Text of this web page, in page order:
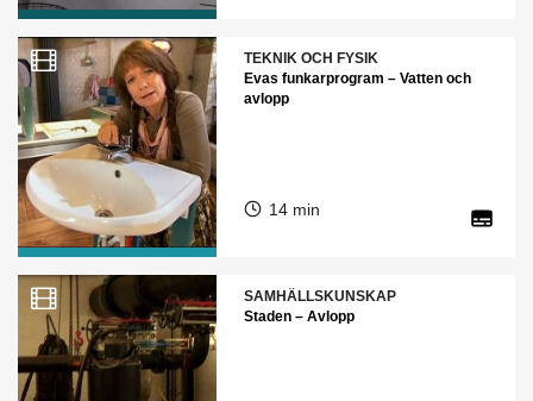
TEKNIK OCH FYSIK
Evas funkarprogram – Vatten och
avlopp
14 min
SAMHÄLLSKUNSKAP
Staden – Avlopp